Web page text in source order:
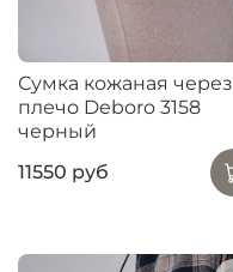
Сумка кожаная через
плечо Deboro 3158
черный
11550 руб